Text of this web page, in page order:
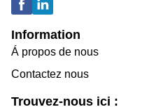
Information
Á propos de nous
Contactez nous
Trouvez-nous ici :